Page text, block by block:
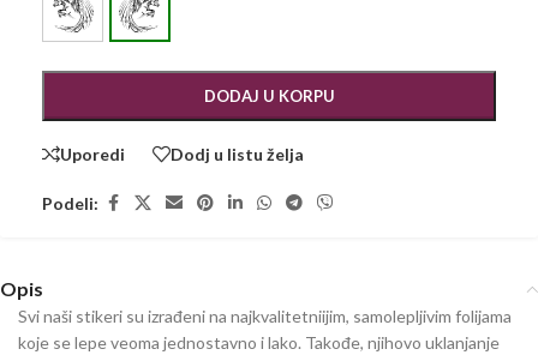
DODAJ U KORPU
Uporedi Dodj u listu želja
Podeli:
Opis
Svi naši stikeri su izrađeni na najkvalitetniijim, samolepljivim folijama
koje se lepe veoma jednostavno i lako. Takođe, njihovo uklanjanje